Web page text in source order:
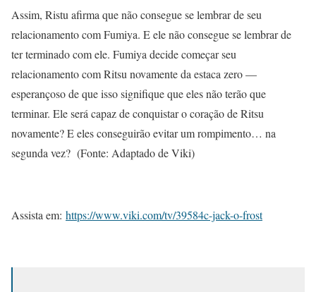
Assim, Ristu afirma que não consegue se lembrar de seu
relacionamento com Fumiya. E ele não consegue se lembrar de
ter terminado com ele. Fumiya decide começar seu
relacionamento com Ritsu novamente da estaca zero —
esperançoso de que isso signifique que eles não terão que
terminar. Ele será capaz de conquistar o coração de Ritsu
novamente? E eles conseguirão evitar um rompimento… na
segunda vez? (Fonte: Adaptado de Viki)
Assista em: https://www.viki.com/tv/39584c-jack-o-frost